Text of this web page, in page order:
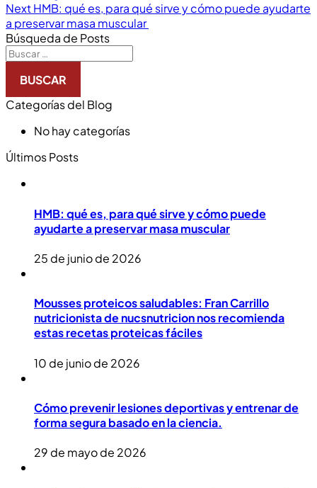
NextHMB: qué es, para qué sirve y cómo puede ayudarte
a preservar masa muscular
Búsqueda de Posts
Categorías del Blog
No hay categorías
Últimos Posts
HMB: qué es, para qué sirve y cómo puede
ayudarte a preservar masa muscular
25 de junio de 2026
Mousses proteicos saludables: Fran Carrillo
nutricionista de nucsnutricion nos recomienda
estas recetas proteicas fáciles
10 de junio de 2026
Cómo prevenir lesiones deportivas y entrenar de
forma segura basado en la ciencia.
29 de mayo de 2026